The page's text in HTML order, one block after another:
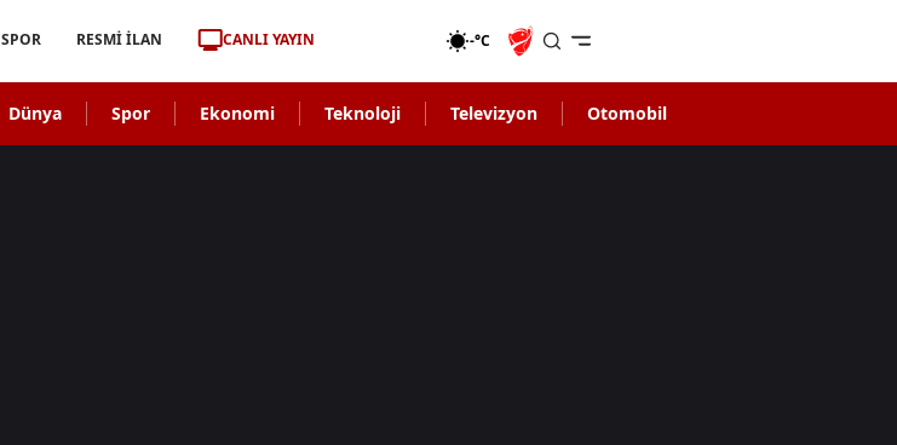
SPOR RESMİ İLAN CANLI YAYIN -°C
Dünya Spor Ekonomi Teknoloji Televizyon Otomobil